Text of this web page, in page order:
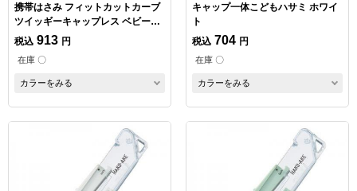
携帯はさみ フィットカットカーブ
ツイッギーキャップレス ベビーピ
ンク
税込 913 円
在庫 〇
カラーをみる
キャップ一体こどもハサミ ホワイ
ト
税込 704 円
在庫 〇
カラーをみる